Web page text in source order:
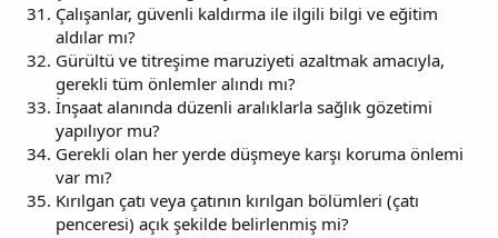
Çalışanlar, güvenli kaldırma ile ilgili bilgi ve eğitim
aldılar mı?
Gürültü ve titreşime maruziyeti azaltmak amacıyla,
gerekli tüm önlemler alındı mı?
İnşaat alanında düzenli aralıklarla sağlık gözetimi
yapılıyor mu?
Gerekli olan her yerde düşmeye karşı koruma önlemi
var mı?
Kırılgan çatı veya çatının kırılgan bölümleri (çatı
penceresi) açık şekilde belirlenmiş mi?